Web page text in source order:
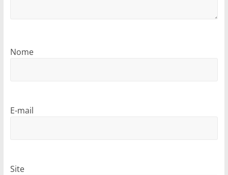
Nome
E-mail
Site